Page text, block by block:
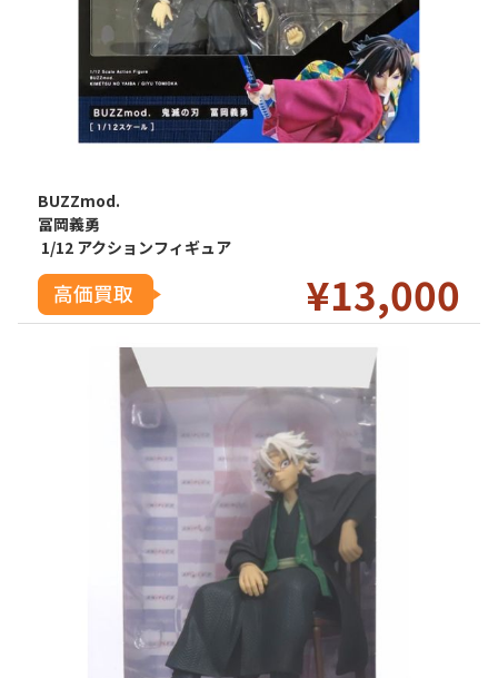
BUZZmod.
冨岡義勇
1/12 アクションフィギュア
¥13,000